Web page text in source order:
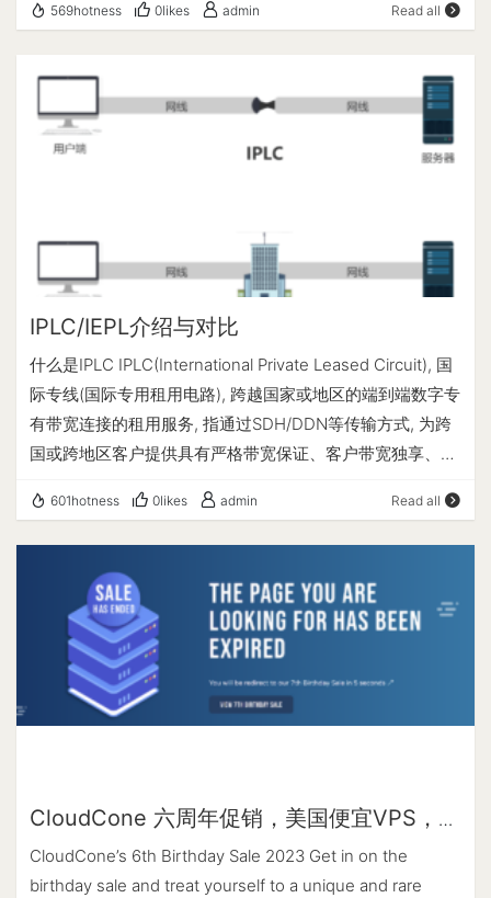
GIA不少人做电商/建站. 官方的建议: 香港/日本价格贵, 如果
2013 年成立的美国主机商，最开始是做我的世界游戏服务
器和虚拟空间的，后来才推出 VPS 主机、独立服务器、场
地租用、DDOS 防御等服务。机房主要是在美国的西雅图和
达拉斯，在伦敦和凤凰城有我的世界服务器。Spartanhost
便宜，vps 最低月付 2.5 美元，独立服务器最低月付 45 美
元；虽然没接入 CN2，但总体网络质量还行，对联通线路
更友好。 DMIT 成立于2018年的美籍华人商家. 三网优化
线路有香港/美国/日本, 香港/美国为CN2 GIA, 日本Pro为
注册公司 (怀俄明州 2017-000753144)。主营美国洛杉矶
Mul­ta­Com 机房的云服务器 / VPS、独立服务器、电子邮件
托管等业务。VPS 基于 KVM 虚拟，采用自行研发的控制面
板。其所在的 Mul­ta­Com 机房采用动态路由网络，会根据不
同网络状态调整线路，很多地区的电信网络会走 CN2 线
路，因此延迟和稳定性在非高峰时段都较为优秀。同时该主
宝、Pay­pal、信用卡等方式付款。 xTom(v.ps) xTom(德国)
于2012年创建的子站, xTom也是很多商家的上游, 目前开了
12个数据中心. 三网优化线路有美国圣何塞/英国伦敦/法兰克
福/荷兰/悉尼, 稳定性优秀. 圣何塞为CN2 GIA+9929+CMI,
伦敦为10099/9929/4837, 法兰克福/荷兰为CN2
GIA+10099/9929/4837+cmi/cogent, 悉尼为
日本, 香港/美国为CN2 GIA+9929+CMI, 日本为CN2
GIA/CTGNet. SpeedyPage 成立于2021年的英国商家, 机
房: 英国/新加坡/日本/美国, 带DDoS防护/每日备份, 性能不
569hotness 0likes admin Read all
IPLC/IEPL介绍与对比
什么是IPLC IPLC(International Private Leased Circuit), 国
际专线(国际专用租用电路), 跨越国家或地区的端到端数字专
有带宽连接的租用服务, 指通过SDH/DDN等传输方式, 为跨
国或跨地区客户提供具有严格带宽保证、客户带宽独享、全
Ethernet Private Line), 国际以太网专线, 构建于MSTP设备
平台上的端到端带宽受控业务, 业务配置高度灵活和安全、
易于LAN扩容、WAN连接和满足大数据流量应用.可以根据
客户需求增加或减少带宽而不需频繁更换客户和局端设备.
IPLC和IEPL之间比较 IPLC 是端对端, 真正的物理层"专线",
IEPL 是端对端/多端, 是二层以太网. IPLC: 标准统一/全透明
电路/可靠性高/电路调配灵活, IEPL: 带宽调整灵活/安全可
靠. 共同点: 都是国际专线, IPLC专线和IEPL专线因为没有走
大, 不用太纠结. 专线稳定性都不错, 受影响的因素: 商家线路
电信入口, IEPL大部分为移动入口(移动用户延迟更好些).
601hotness 0likes admin Read all
CloudCone 六周年促销，美国便宜VPS，年
付$21.21起，适合建站、学习和备用
CloudCone’s 6th Birthday Sale 2023 Get in on the
birthday sale and treat yourself to a unique and rare